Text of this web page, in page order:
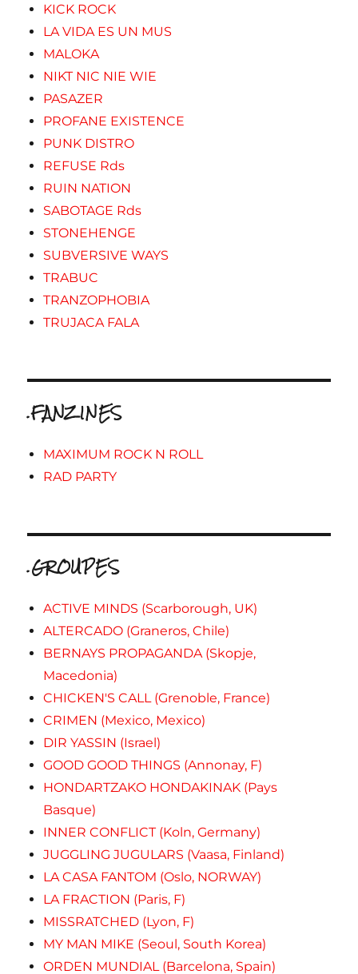
KICK ROCK
LA VIDA ES UN MUS
MALOKA
NIKT NIC NIE WIE
PASAZER
PROFANE EXISTENCE
PUNK DISTRO
REFUSE Rds
RUIN NATION
SABOTAGE Rds
STONEHENGE
SUBVERSIVE WAYS
TRABUC
TRANZOPHOBIA
TRUJACA FALA
.FANZINES
MAXIMUM ROCK N ROLL
RAD PARTY
.GROUPES
ACTIVE MINDS (Scarborough, UK)
ALTERCADO (Graneros, Chile)
BERNAYS PROPAGANDA (Skopje,
Macedonia)
CHICKEN'S CALL (Grenoble, France)
CRIMEN (Mexico, Mexico)
DIR YASSIN (Israel)
GOOD GOOD THINGS (Annonay, F)
HONDARTZAKO HONDAKINAK (Pays
Basque)
INNER CONFLICT (Koln, Germany)
JUGGLING JUGULARS (Vaasa, Finland)
LA CASA FANTOM (Oslo, NORWAY)
LA FRACTION (Paris, F)
MISSRATCHED (Lyon, F)
MY MAN MIKE (Seoul, South Korea)
ORDEN MUNDIAL (Barcelona, Spain)